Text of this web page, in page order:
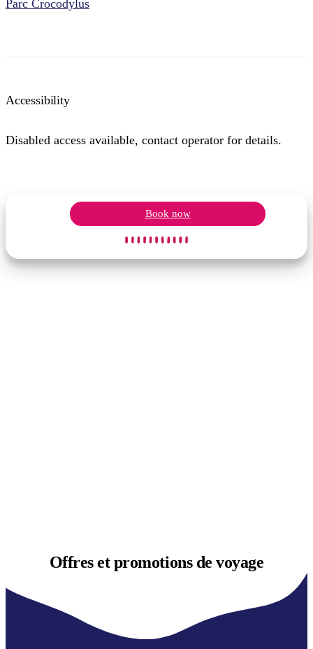
Parc Crocodylus
Accessibility
Disabled access available, contact operator for details.
Book now
Offres etpromotions de voyage